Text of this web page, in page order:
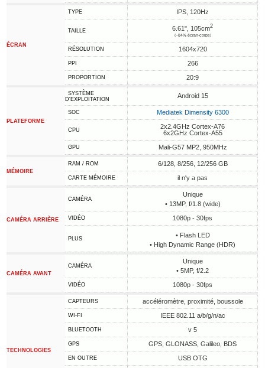
ÉCRAN
TYPE IPS, 120Hz
TAILLE 6.61", 105cm2
(~84% écran-corps)
RÉSOLUTION 1604x720
PPI 266
PROPORTION 20:9
PLATEFORME
SYSTÈME
D'EXPLOITATION
Android 15
SOC Mediatek Dimensity 6300
CPU
2x2.4GHz Cortex-A76
6x2GHz Cortex-A55
GPU Mali-G57 MP2, 950MHz
MÉMOIRE
RAM / ROM 6/128, 8/256, 12/256 GB
CARTE MÉMOIRE il n'y a pas
CAMÉRA ARRIÈRE
CAMÉRA
Unique
• 13MP, f/1.8 (wide)
VIDÉO 1080p - 30fps
PLUS
• Flash LED
• High Dynamic Range (HDR)
CAMÉRA AVANT
CAMÉRA
Unique
• 5MP, f/2.2
VIDÉO 1080p - 30fps
TECHNOLOGIES
CAPTEURS accéléromètre, proximité, boussole
WI-FI IEEE 802.11 a/b/g/n/ac
BLUETOOTH v 5
GPS GPS, GLONASS, Galileo, BDS
EN OUTRE
USB OTG